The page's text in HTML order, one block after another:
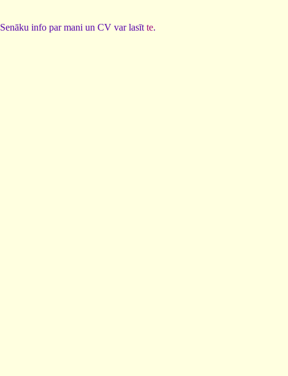
Senāku info par mani un CV var lasīt te.